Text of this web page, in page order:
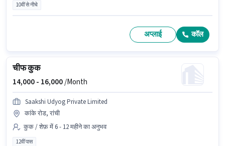
10वीं से नीचे
अप्लाई कॉल
चीफ कुक
14,000 - 16,000/Month
Saakshi Udyog Private Limited
कांके रोड, रांची
कुक / शेफ़ में 6 - 12 महीने का अनुभव
12वीं पास